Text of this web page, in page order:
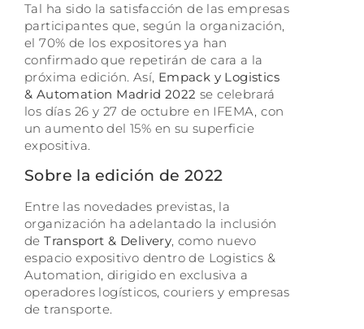
Tal ha sido la satisfacción de las empresas
participantes que, según la organización,
el 70% de los expositores ya han
confirmado que repetirán de cara a la
próxima edición. Así, Empack y Logistics
& Automation Madrid 2022 se celebrará
los días 26 y 27 de octubre en IFEMA, con
un aumento del 15% en su superficie
expositiva.
Sobre la edición de 2022
Entre las novedades previstas, la
organización ha adelantado la inclusión
de Transport & Delivery , como nuevo
espacio expositivo dentro de Logistics &
Automation, dirigido en exclusiva a
operadores logísticos, couriers y empresas
de transporte.